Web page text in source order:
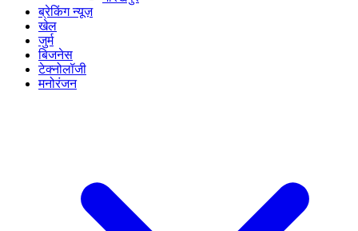
ब्रेकिंग न्यूज़
खेल
जुर्म
बिजनेस
टेक्नोलॉजी
मनोरंजन